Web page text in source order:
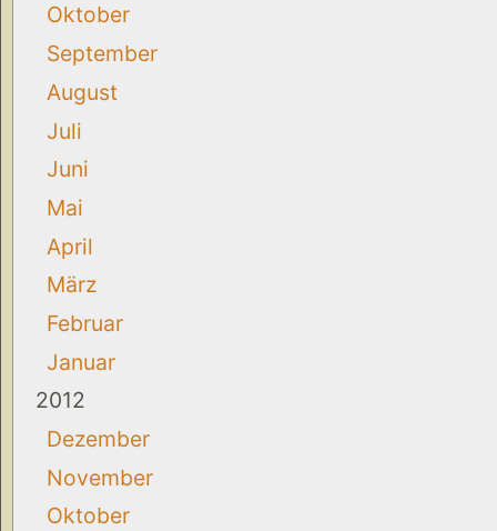
Oktober
September
August
Juli
Juni
Mai
April
März
Februar
Januar
2012
Dezember
November
Oktober